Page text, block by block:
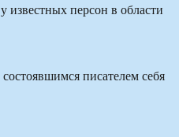
известных персон в области
писателем себя